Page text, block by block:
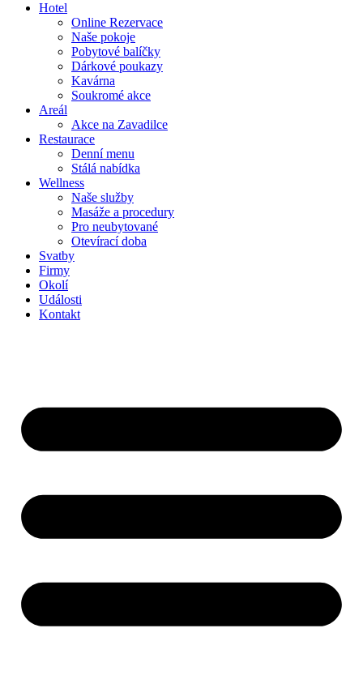
Hotel
Online Rezervace
Naše pokoje
Pobytové balíčky
Dárkové poukazy
Kavárna
Soukromé akce
Areál
Akce na Zavadilce
Restaurace
Denní menu
Stálá nabídka
Wellness
Naše služby
Masáže a procedury
Pro neubytované
Otevírací doba
Svatby
Firmy
Okolí
Události
Kontakt